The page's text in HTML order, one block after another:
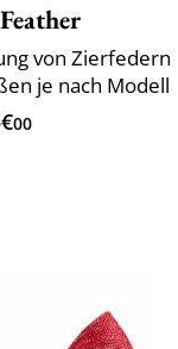
von Zierfedern
je nach Modell
00